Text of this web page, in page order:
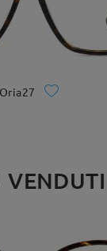
Oria27
VENDUTI